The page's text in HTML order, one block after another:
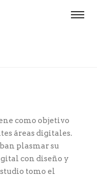
como objetivo
áreas digitales.
plasmar su
con diseño y
tomo el